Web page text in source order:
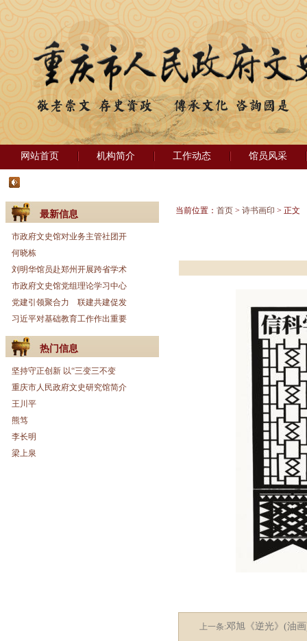
网站首页 机构简介 工作动态 馆员风采
最新信息
市政府文史馆对业务主管社团开
何晓栋
刘明华馆员赴郑州开展跨省学术
市政府文史馆党组理论学习中心
党建引领聚合力 联建共建促发
习近平对基础教育工作作出重要
热门信息
坚持守正创新 以“三变三不变
重庆市人民政府文史研究馆简介
王川平
熊笃
李长明
梁上泉
当前位置： 首页 > 诗书画印 > 正文
上一条:邓旭《逆光》(油